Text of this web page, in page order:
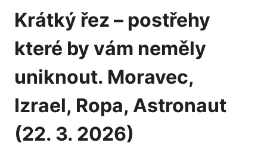
Krátký řez – postřehy
které by vám neměly
uniknout. Moravec,
Izrael, Ropa, Astronaut
(22. 3. 2026)